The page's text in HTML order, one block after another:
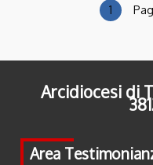
1
Arcidiocesi di
Area